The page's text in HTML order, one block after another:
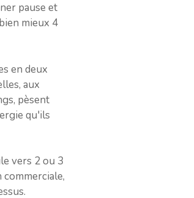
pause et
mieux 4
en deux
aux
pèsent
qu'ils
vers 2 ou 3